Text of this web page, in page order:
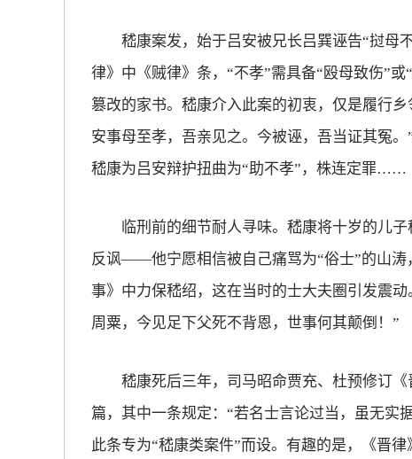
嵇康案发，始于吕安被兄长吕巽诬告“挝母
律》中《贼律》条，“不孝”需具备“殴母致伤”
篡改的家书。嵇康介入此案的初衷，仅是履行
安事母至孝，吾亲见之。今被诬，吾当证其冤
嵇康为吕安辩护扭曲为“助不孝”，株连定罪……
临刑前的细节耐人寻味。嵇康将十岁的儿子
反讽——他宁愿相信被自己痛骂为“俗士”的山涛
事》中力保嵇绍，这在当时的士大夫圈引发震
周粟，今见足下父死不背恩，世事何其颠倒！”
嵇康死后三年，司马昭命贾充、杜预修订《
篇，其中一条规定：“若名士言论过当，虽无实
此条专为“嵇康类案件”而设。有趣的是，《晋